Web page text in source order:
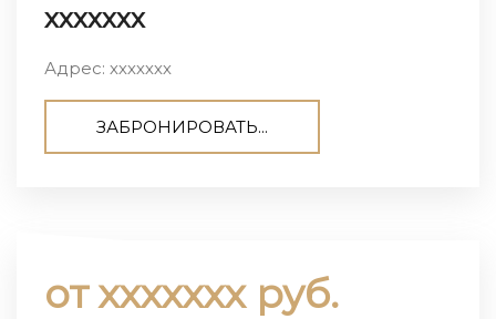
ххххххх
Адрес: ххххххх
ЗАБРОНИРОВАТЬ...
от ххххххх руб.